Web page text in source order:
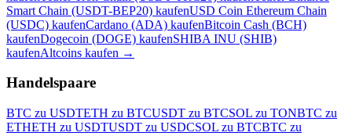
Smart Chain (USDT-BEP20) kaufenUSD Coin Ethereum Chain
(USDC) kaufenCardano (ADA) kaufenBitcoin Cash (BCH)
kaufenDogecoin (DOGE) kaufenSHIBA INU (SHIB)
kaufenAltcoins kaufen →
Handelspaare
BTC zu USDTETH zu BTCUSDT zu BTCSOL zu TONBTC zu
ETHETH zu USDTUSDT zu USDCSOL zu BTCBTC zu